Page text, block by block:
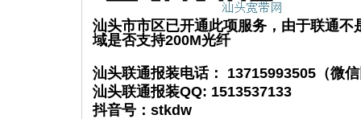
汕头市市区已开通此项服务，由于联通
域是否支持200M光纤
汕头联通报装电话： 13715993505（微
汕头联通报装QQ: 1513537133
抖音号：stkdw